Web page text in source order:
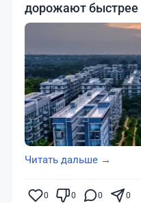
дорожают быстрее
Читать дальше →
0 0 0 0